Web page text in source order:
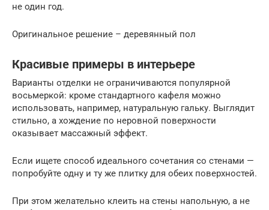
не один год.
Оригинальное решение – деревянный пол
Красивые примеры в интерьере
Варианты отделки не ограничиваются популярной
восьмеркой: кроме стандартного кафеля можно
использовать, например, натуральную гальку. Выглядит
стильно, а хождение по неровной поверхности
оказывает массажный эффект.
Если ищете способ идеального сочетания со стенами —
попробуйте одну и ту же плитку для обеих поверхностей.
При этом желательно клеить на стены напольную, а не